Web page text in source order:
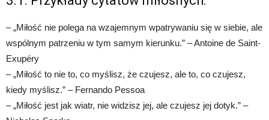
– „Miłość nie polega na wzajemnym wpatrywaniu się w siebie, ale
wspólnym patrzeniu w tym samym kierunku.” – Antoine de Saint-
Exupéry
– „Miłość to nie to, co myślisz, że czujesz, ale to, co czujesz,
kiedy myślisz.” – Fernando Pessoa
– „Miłość jest jak wiatr, nie widzisz jej, ale czujesz jej dotyk.” –